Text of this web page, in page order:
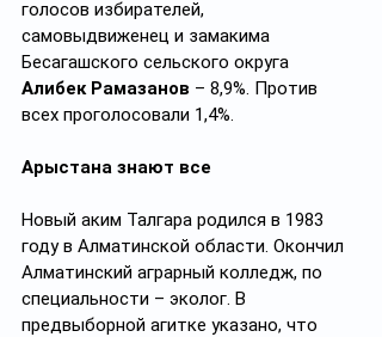
голосов избирателей,
самовыдвиженец и замакима
Бесагашского сельского округа
Алибек Рамазанов – 8,9%. Против
всех проголосовали 1,4%.
Арыстана знают все
Новый аким Талгара родился в 1983
году в Алматинской области. Окончил
Алматинский аграрный колледж, по
специальности – эколог. В
предвыборной агитке указано, что